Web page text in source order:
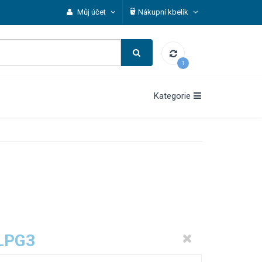
Můj účet Nákupní kbelík
1
Kategorie